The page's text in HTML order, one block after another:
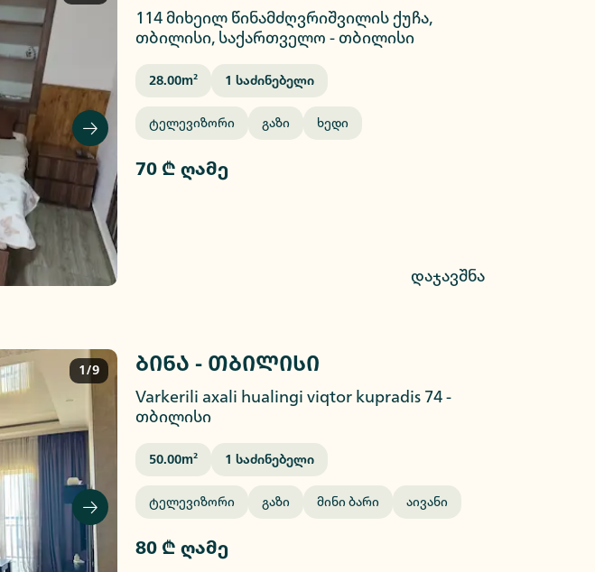
114 მიხეილ წინამძღვრიშვილის ქუჩა,
თბილისი, საქართველო -თბილისი
28.00M² 1 Საძინებელი
Ტელევიზორი Გაზი Ხედი
70 ₾ ღამე
დაჯავშნა
1/9 ბინა - თბილისი
Varkerili axali hualingi viqtor kupradis 74-
თბილისი
50.00M² 1 Საძინებელი
Ტელევიზორი Გაზი Მინი Ბარი Აივანი
80 ₾ ღამე